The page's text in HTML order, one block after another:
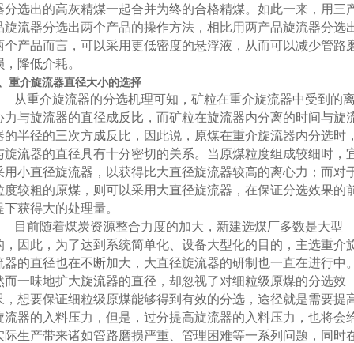
分选出的高灰精煤一起合并为终的合格精煤。如此一来，用三
旋流器分选出两个产品的操作方法，相比用两产品旋流器分选
个产品而言，可以采用更低密度的悬浮液，从而可以减少管路
，降低介耗。
重介旋流器直径大小的选择
从重介旋流器的分选机理可知，矿粒在重介旋流器中受到的
力与旋流器的直径成反比，而矿粒在旋流器内分离的时间与旋
的半径的三次方成反比，因此说，原煤在重介旋流器内分选时
旋流器的直径具有十分密切的关系。当原煤粒度组成较细时，
用小直径旋流器，以获得比大直径旋流器较高的离心力；而对
度较粗的原煤，则可以采用大直径旋流器，在保证分选效果的
下获得大的处理量。
目前随着煤炭资源整合力度的加大，新建选煤厂多数是大型
，因此，为了达到系统简单化、设备大型化的目的，主选重介
器的直径也在不断加大，大直径旋流器的研制也一直在进行中
而一味地扩大旋流器的直径，却忽视了对细粒级原煤的分选效
，想要保证细粒级原煤能够得到有效的分选，途径就是需要提
流器的入料压力，但是，过分提高旋流器的入料压力，也将会
际生产带来诸如管路磨损严重、管理困难等一系列问题，同时